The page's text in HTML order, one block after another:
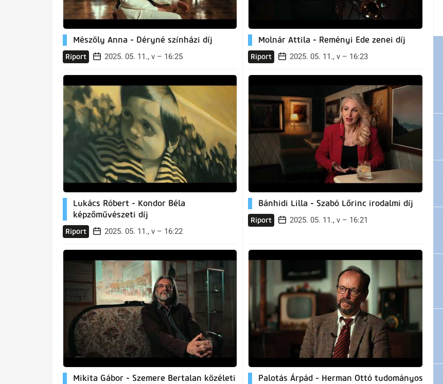
Mészöly Anna - Déryné színházi díj
Riport 2025. 05. 11., v – 16:25
Molnár Attila - Reményi Ede zenei díj
Riport 2025. 05. 11., v – 16:23
Lukács Róbert - Kondor Béla
képzőművészeti díj
Riport 2025. 05. 11., v – 16:22
Bánhidi Lilla - Szabó Lőrinc irodalmi díj
Riport 2025. 05. 11., v – 16:21
Mikita Gábor - Szemere Bertalan közéleti
Palotás Árpád - Herman Ottó tudományos